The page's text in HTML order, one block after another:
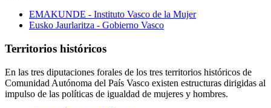
EMAKUNDE - Instituto Vasco de la Mujer
Eusko Jaurlaritza - Gobierno Vasco
Territorios históricos
En las tres diputaciones forales de los tres territorios históricos de
Comunidad Autónoma del País Vasco existen estructuras dirigidas al
impulso de las políticas de igualdad de mujeres y hombres.